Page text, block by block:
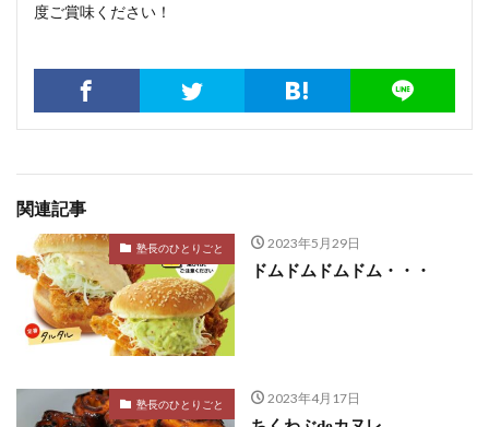
度ご賞味ください！
関連記事
塾長のひとりごと 2023年5月29日
ドムドムドムドム・・・
塾長のひとりごと 2023年4月17日